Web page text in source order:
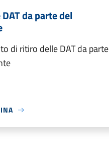
da parte del
di ritiro delle DAT da parte